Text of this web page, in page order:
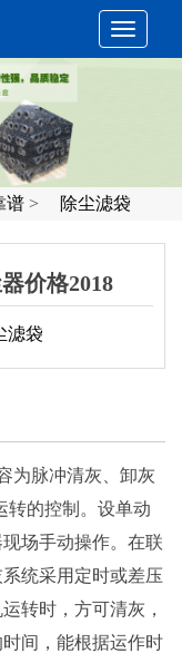
切
导
谱 > 除尘滤袋
价格2018
滤袋
脉冲清灰、卸灰
转的控制。设单动
场手动操作。在联
统采用定时或差压
转时，方可清灰，
间，能根据运作时